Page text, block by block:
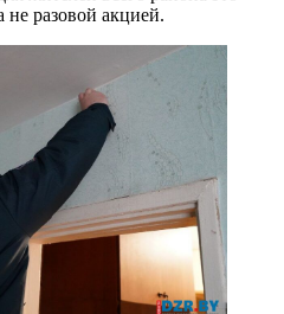
не разовой акцией.